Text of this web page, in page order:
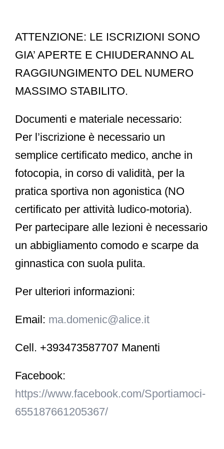
ATTENZIONE: LE ISCRIZIONI SONO
GIA’ APERTE E CHIUDERANNO AL
RAGGIUNGIMENTO DEL NUMERO
MASSIMO STABILITO.
Documenti e materiale necessario:
Per l’iscrizione è necessario un
semplice certificato medico, anche in
fotocopia, in corso di validità, per la
pratica sportiva non agonistica(NO
certificato per attività ludico-motoria).
Per partecipare alle lezioni è necessario
un abbigliamento comodo e scarpe da
ginnastica con suola pulita.
Per ulteriori informazioni:
Email : ma.domenic@alice.it
Cell. +393473587707 Manenti
Facebook:
https://www.facebook.com/Sportiamoci-
655187661205367/